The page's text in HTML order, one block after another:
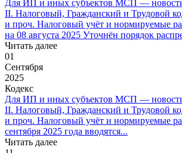
Для ИП и иных субъектов МСП —
II. Налоговый, Гражданский и Трудовой
и проч. Налоговый учёт и нормируемые
на 08 августа 2025 Уточнён порядок
Читать далее
01
Сентября
2025
Кодекс
Для ИП и иных субъектов МСП —
II. Налоговый, Гражданский и Трудовой
и проч. Налоговый учёт и нормируемые
сентября 2025 года вводятся...
Читать далее